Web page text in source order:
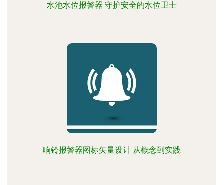
水池水位报警器 守护安全的水位卫士
响铃报警器图标矢量设计 从概念到实践